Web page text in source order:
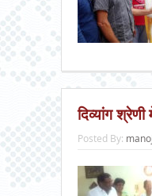
दिव्यांग
Posted By: